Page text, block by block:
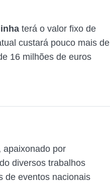
terá o valor fixo de
custará pouco mais de
16 milhões de euros
apaixonado por
diversos trabalhos
de eventos nacionais